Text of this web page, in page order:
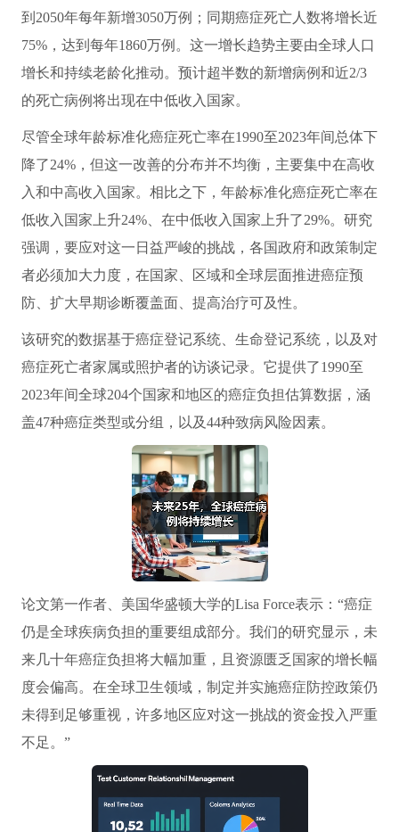
到2050年每年新增3050万例；同期癌症死亡人数将增长近
75%，达到每年1860万例。这一增长趋势主要由全球人口
增长和持续老龄化推动。预计超半数的新增病例和近2/3
的死亡病例将出现在中低收入国家。
尽管全球年龄标准化癌症死亡率在1990至2023年间总体下
降了24%，但这一改善的分布并不均衡，主要集中在高收
入和中高收入国家。相比之下，年龄标准化癌症死亡率在
低收入国家上升24%、在中低收入国家上升了29%。研究
强调，要应对这一日益严峻的挑战，各国政府和政策制定
者必须加大力度，在国家、区域和全球层面推进癌症预
防、扩大早期诊断覆盖面、提高治疗可及性。
该研究的数据基于癌症登记系统、生命登记系统，以及对
癌症死亡者家属或照护者的访谈记录。它提供了1990至
2023年间全球204个国家和地区的癌症负担估算数据，涵
盖47种癌症类型或分组，以及44种致病风险因素。
论文第一作者、美国华盛顿大学的Lisa Force表示：“癌症
仍是全球疾病负担的重要组成部分。我们的研究显示，未
来几十年癌症负担将大幅加重，且资源匮乏国家的增长幅
度会偏高。在全球卫生领域，制定并实施癌症防控政策仍
未得到足够重视，许多地区应对这一挑战的资金投入严重
不足。”